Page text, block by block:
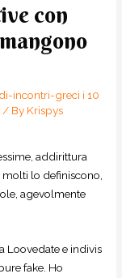
con
incontri-greci i 10
/ By Krispys
addirittura
lo definiscono,
agevolmente
Loovedate e indivis
fake. Ho